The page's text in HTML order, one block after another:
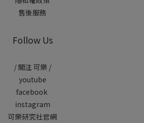
售後服務
Follow Us
/ 關注 可樂 /
youtube
facebook
instagram
可樂研究社官網